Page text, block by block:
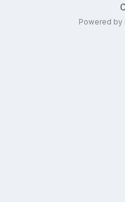
Powered by